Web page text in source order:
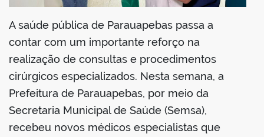
A saúde pública de Parauapebas passa a
contar com um importante reforço na
realização de consultas e procedimentos
cirúrgicos especializados. Nesta semana, a
Prefeitura de Parauapebas, por meio da
Secretaria Municipal de Saúde (Semsa),
recebeu novos médicos especialistas que